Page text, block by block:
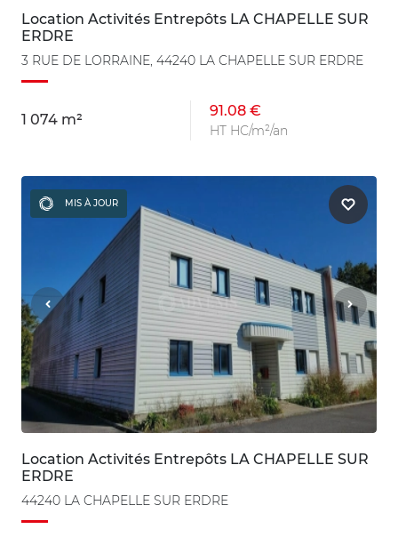
Location Activités Entrepôts LA CHAPELLE SUR
ERDRE
3 RUE DE LORRAINE, 44240 LA CHAPELLE SUR ERDRE
1 074 m²
91.08 €
HT HC/m²/an
MIS À JOUR
Location Activités Entrepôts LA CHAPELLE SUR
ERDRE
44240 LA CHAPELLE SUR ERDRE